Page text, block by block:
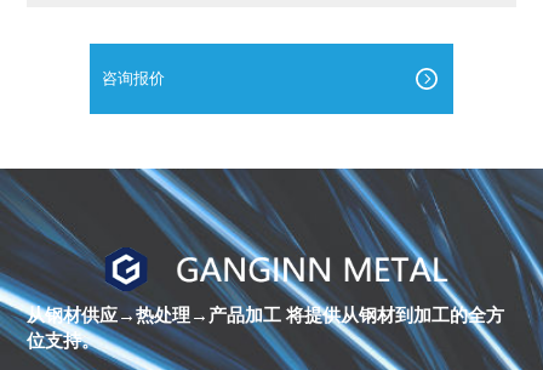
咨询报价
进
镍
合
金
棒
材
库
从钢材供应→热处理→产品加工将提供从钢材到加工的全方
位支持。